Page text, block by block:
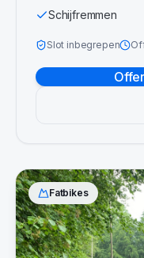
Fatbikes
Schijfremmen
Slot inbegrepen